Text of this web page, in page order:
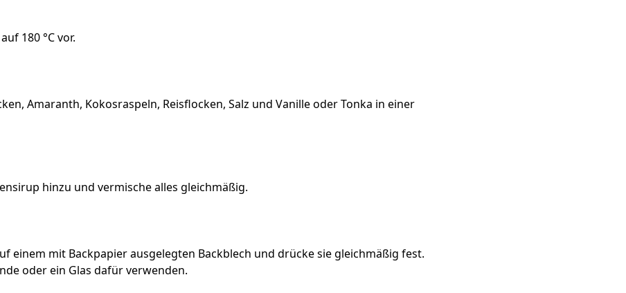
180 °C vor.
Amaranth, Kokosraspeln, Reisflocken, Salz und Vanille oder Tonka in einer
hinzu und vermische alles gleichmäßig.
einem mit Backpapier ausgelegten Backblech und drücke sie gleichmäßig fest.
oder ein Glas dafür verwenden.